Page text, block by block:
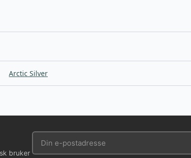
Arctic Silver
bruker